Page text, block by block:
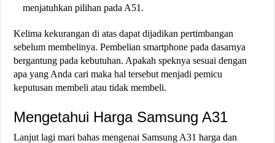
menjatuhkan pilihan pada A51.
Kelima kekurangan di atas dapat dijadikan pertimbangan
sebelum membelinya. Pembelian smartphone pada dasarnya
bergantung pada kebutuhan. Apakah speknya sesuai dengan
apa yang Anda cari maka hal tersebut menjadi pemicu
keputusan membeli atau tidak membeli.
Mengetahui Harga Samsung A31
Lanjut lagi mari bahas mengenai Samsung A31 harga dan